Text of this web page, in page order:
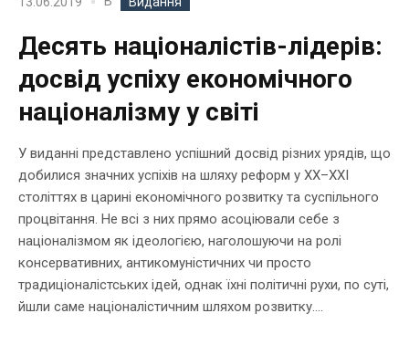
Десять націоналістів-лідерів:
досвід успіху економічного
націоналізму у світі
У виданні представлено успішний досвід різних урядів, що
добилися значних успіхів на шляху реформ у XX–XXI
століттях в царині економічного розвитку та суспільного
процвітання. Не всі з них прямо асоціювали себе з
націоналізмом як ідеологією, наголошуючи на ролі
консервативних, антикомуністичних чи просто
традиціоналістських ідей, однак їхні політичні рухи, по суті,
йшли саме націоналістичним шляхом розвитку....